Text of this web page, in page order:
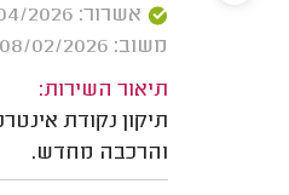
אשרור: 09/04/2026
משוב: 08/02/2026
תיאור השירות:
תיקון נקודת
והרכבה מחדש.